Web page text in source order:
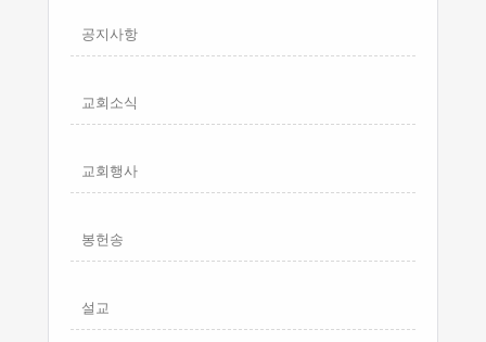
공지사항
교회소식
교회행사
봉헌송
설교